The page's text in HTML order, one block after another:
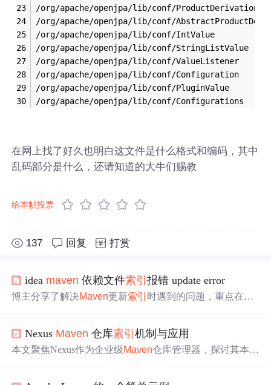
/org/apache/openjpa/lib/conf/ProductDerivations
/org/apache/openjpa/lib/conf/
/org/apache/openjpa/lib/conf/IntValue
/org/apache/openjpa/lib/conf/StringListValue
/org/apache/openjpa/lib/conf/ValueListener
/org/apache/openjpa/lib/conf/Configuration
/org/apache/openjpa/lib/conf/PluginValue
/org/apache/openjpa/lib/conf/Configurations
在网上找了好久也明白这文件是什么格式和编码，其中
乱码部分是什么，还请知道的大牛们赐教
给本帖投票
137 回复 打赏
idea maven 依赖文件索引报错 update error
博主分享了解决Maven更新索引 时遇到的问题，重点在于
载缺失的nexus-maven-repository-index.properties文件。
Nexus Maven 仓库索引机制与应用
本文聚焦Nexus作为企业级Maven仓库管理器，探讨其本地